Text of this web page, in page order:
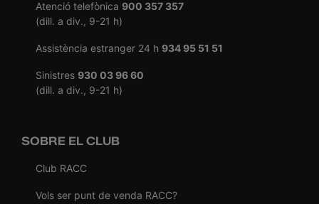
Atenció telefònica 900 357 357
(dill. a div., 9-21 h)
Assistència estranger 24 h 934 95 51 51
Sinistres 930 03 96 60
(dill. a div., 9-21 h)
SOBRE EL CLUB
Club RACC
Vols ser punt de venda RACC?